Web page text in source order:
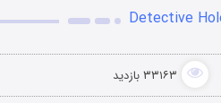
۳۳۱۶۳ بازدید